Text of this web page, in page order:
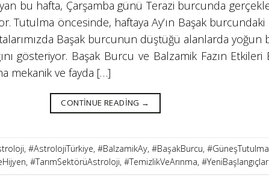
bu hafta, Çarşamba günü Terazi burcunda
Tutulma öncesinde, haftaya Ay’ın Başak burcundaki
Başak burcunun düştüğü alanlarda yoğun
gösteriyor. Başak Burcu ve Balzamik Fazın Etkileri
mekanik ve fayda […]
CONTINUE READING →
, #AstrolojiTürkiye, #BalzamikAy, #BaşakBurcu,
, #TarımSektörüAstroloji, #TemizlikVeArınma, #YeniBaşlangıçlar